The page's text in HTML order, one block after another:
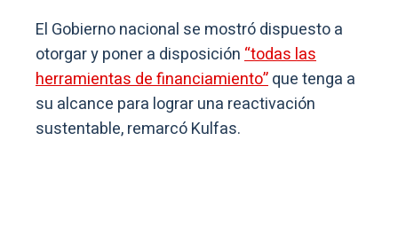
El Gobierno nacional se mostró dispuesto a
otorgar y poner a disposición“todas las
herramientas de financiamiento”que tenga a
su alcance para lograr una reactivación
sustentable, remarcó Kulfas.